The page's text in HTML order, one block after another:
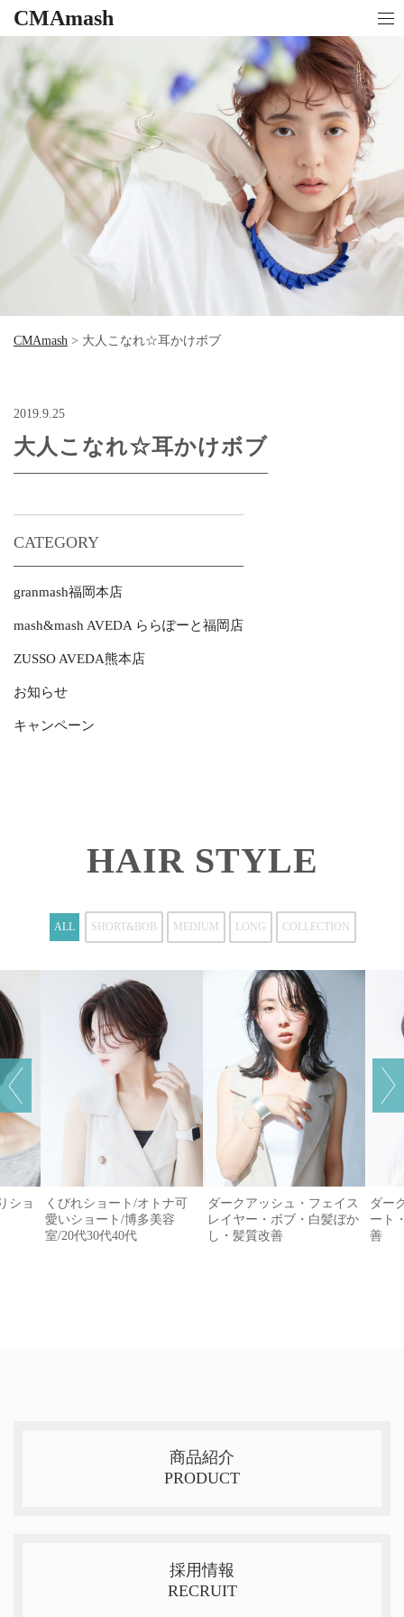
CMAmash
CMAmash > 大人こなれ☆耳かけボブ
CATEGORY
granmash福岡本店
mash&mash AVEDA ららぽーと福岡店
ZUSSO AVEDA熊本店
お知らせ
キャンペーン
2019.9.25
大人こなれ☆耳かけボブ
HAIR STYLE
ALL SHORT&BOB MEDIUM LONG COLLECTION
ショ
くびれショート/オトナ可
愛いショート/博多美容
室/20代30代40代
ダークアッシュ・フェイス
レイヤー・ボブ・白髪ぼか
し・髪質改善
ダー
ート
善
商品紹介
PRODUCT
採用情報
RECRUIT